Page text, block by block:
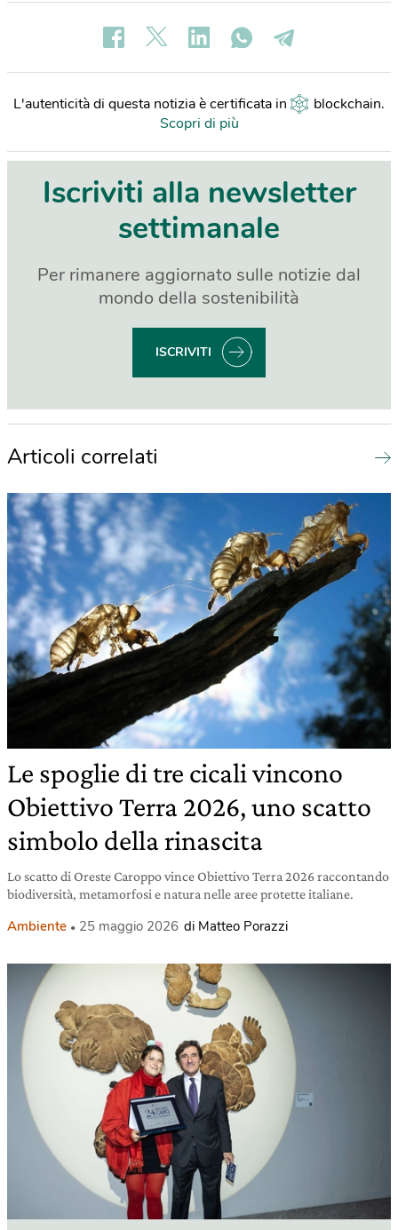
L'autenticità di questa notizia è certificata in blockchain.
Scopri di più
Iscriviti alla newsletter
settimanale
Per rimanere aggiornato sulle notizie dal
mondo della sostenibilità
ISCRIVITI
Articoli correlati
Le spoglie di tre cicali vincono
Obiettivo Terra 2026, uno scatto
simbolo della rinascita
Lo scatto di Oreste Caroppo vince Obiettivo Terra 2026 raccontando
biodiversità, metamorfosi e natura nelle aree protette italiane.
Ambiente 25 maggio 2026 di Matteo Porazzi